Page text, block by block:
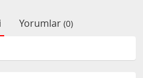
Yorumlar (0)